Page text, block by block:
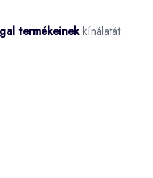
termékeinekkínálatát.